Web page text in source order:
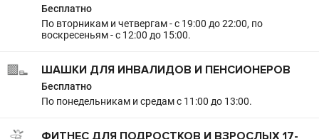
Бесплатно
По вторникам и четвергам - с 19:00 до 22:00, по
воскресеньям - с 12:00 до 15:00.
ШАШКИ ДЛЯ ИНВАЛИДОВ И ПЕНСИОНЕРОВ
Бесплатно
По понедельникам и средам с 11:00 до 13:00.
ФИТНЕС ДЛЯ ПОДРОСТКОВ И ВЗРОСЛЫХ 17-